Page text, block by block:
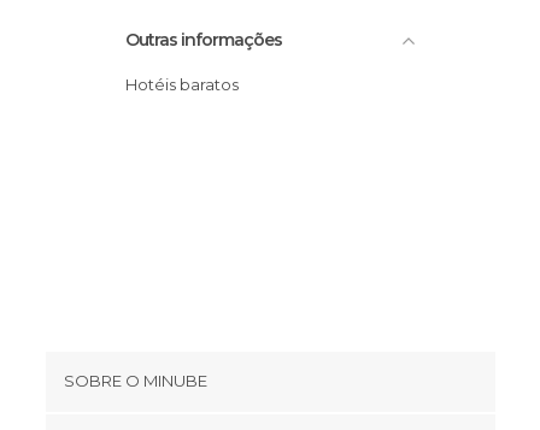
Outras informações
Hotéis baratos
SOBRE O MINUBE